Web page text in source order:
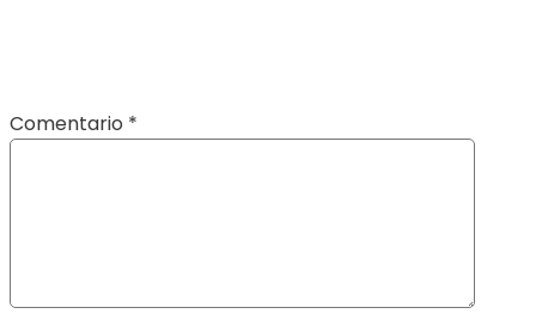
Comentario *